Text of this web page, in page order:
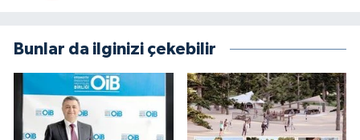
Bunlar da ilginizi çekebilir